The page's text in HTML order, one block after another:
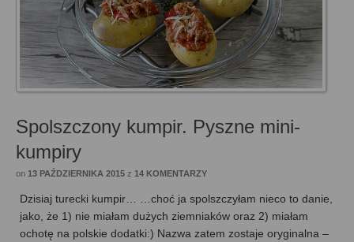
Spolszczony kumpir. Pyszne mini-
kumpiry
on 13 PAŹDZIERNIKA 2015 z 14 KOMENTARZY
Dzisiaj turecki kumpir… …choć ja spolszczyłam nieco to danie,
jako, że 1) nie miałam dużych ziemniaków oraz 2) miałam
ochotę na polskie dodatki:) Nazwa zatem zostaje oryginalna –